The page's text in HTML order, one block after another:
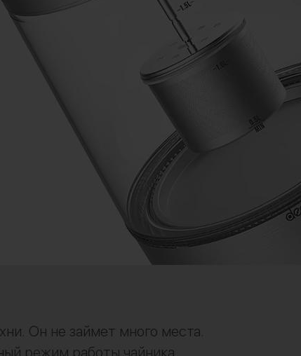
Он не займет много места.
режим работы чайника